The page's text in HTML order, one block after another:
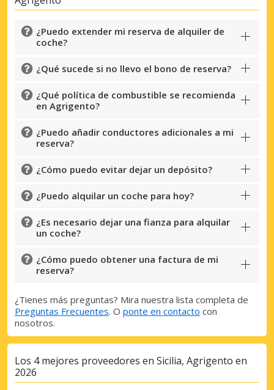
¿Puedo extender mi reserva de alquiler de
coche?
¿Qué sucede si no llevo el bono de reserva?
¿Qué política de combustible se recomienda
en Agrigento?
¿Puedo añadir conductores adicionales a mi
reserva?
¿Cómo puedo evitar dejar un depósito?
¿Puedo alquilar un coche para hoy?
¿Es necesario dejar una fianza para alquilar
un coche?
¿Cómo puedo obtener una factura de mi
reserva?
¿Tienes más preguntas? Mira nuestra lista completa de
Preguntas Frecuentes. O ponte en contacto con
nosotros.
Los 4 mejores proveedores en Sicilia, Agrigento en
2026